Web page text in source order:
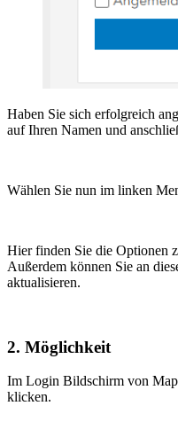
Haben Sie sich erfolgreich
auf Ihren Namen und
Wählen Sie nun im linken
Hier finden Sie die Optionen
Außerdem können Sie an
aktualisieren.
2. Möglichkeit
Im Login Bildschirm von
klicken.